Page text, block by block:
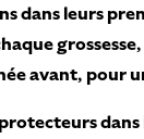
dans leurs
avant, pour